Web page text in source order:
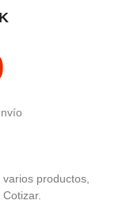
productos,